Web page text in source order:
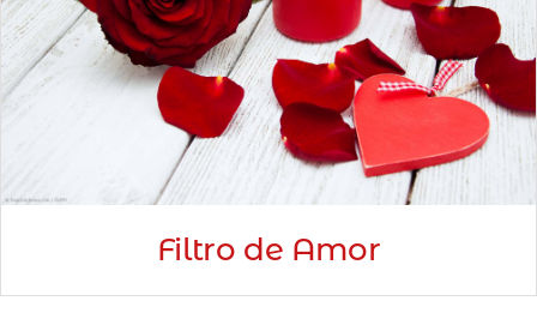
Filtro de Amor